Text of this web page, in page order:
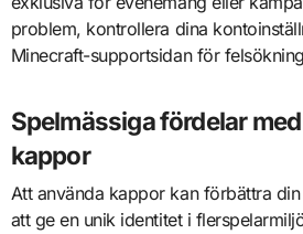
problem, kontrollera dina
Minecraft-supportsidan för
Spelmässiga fördelar
kappor
Att använda kappor kan förbättra
att ge en unik identitet i